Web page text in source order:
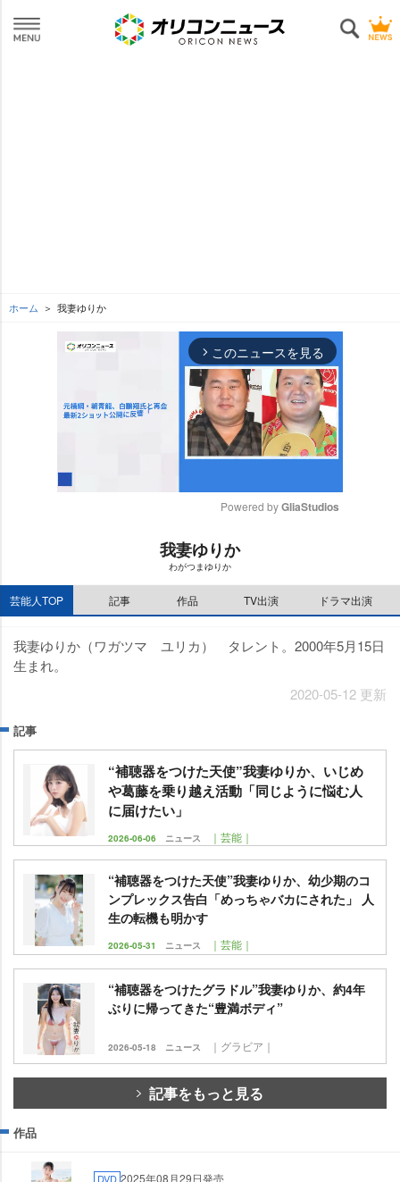
ホーム 我妻ゆりか
arrow_forward_ios このニュースを見る
Powered by GliaStudios
我妻ゆりか
わがつまゆりか
芸能人TOP 記事 作品 TV出演 ドラマ出演
我妻ゆりか（ワガツマ ユリカ） タレント。2000年5月15日
生まれ。
2020-05-12 更新
記事
“補聴器をつけた天使”我妻ゆりか、いじめ
葛藤を乗り越え活動「同じように悩む人
に届けたい」
2026-06-06 ニュース ｜芸能｜
“補聴器をつけた天使”我妻ゆりか、幼少期のコ
ンプレックス告白「めっちゃバカにされた」 人
生の転機も明かす
2026-05-31 ニュース ｜芸能｜
“補聴器をつけたグラドル”我妻ゆりか、約4年
ぶりに帰ってきた“豊満ボディ”
2026-05-18 ニュース ｜グラビア｜
記事をもっと見る
作品
DVD 2025年08月29日発売